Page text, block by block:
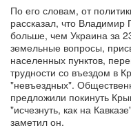
По его словам, от
рассказал, что
больше, чем Украина за
земельные вопросы,
населенных пунктов,
трудности со въездом в
"невъездных".
предложили покинуть
"исчезнуть, как на
заметил он.